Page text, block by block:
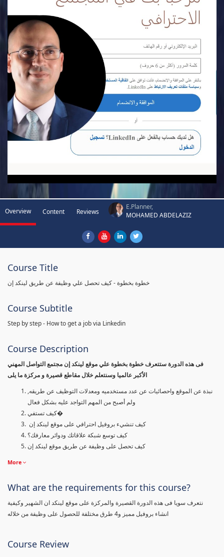
Overview Content Reviews
E.Planner,
MOHAMED ABDELAZIZ
Course Title
خطوة بخطوة - كيف تحصل علي وظيفة عن طريق لينكد إن
Course Subtitle
Step by step - How to get a job via Linkedin
Course Description
فى هذه الدورة ستتعرف خطوة بخطوة علي موقع لينكد إن مجتمع التواصل المهني
الأكبر عالميا وسنتعلم خلال مقاطع قصيرة و مركزة ما يلى
نبذة عن الموقع واحصائيات عن عدد مستخدميه ومعدلات التوظيف عن طريقه,
ولم أصبح من المهم التواجد عليه بشكل فعال
كيف تستفي�
كيف تنشيء بروفيل احترافي على موقع لينكد إن
كيف توسع شبكة علاقاتك ودوائر معارفك؟
كيف تحصل على وظيفة عن طريق موقع لينكد إن
More
What are the requirements for this course?
نتعرف سويا فى هذه الدورة القصيرة والمركزة على موقع لينكد ان الشهير وكيفية
انشاء بروفيل مميز و4 طرق مختلفة للحصول على وظيفة من خلاله
Course Review